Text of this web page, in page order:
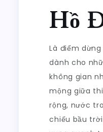
Hồ
Là điểm
dành cho
không gian
mộng giữa
rộng, nước
chiếu bầu